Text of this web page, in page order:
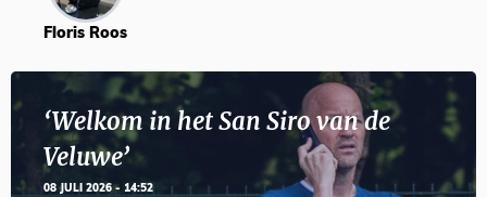
Floris Roos
‘Welkom in het San Siro van de
Veluwe’
08 JULI 2026 - 14:52